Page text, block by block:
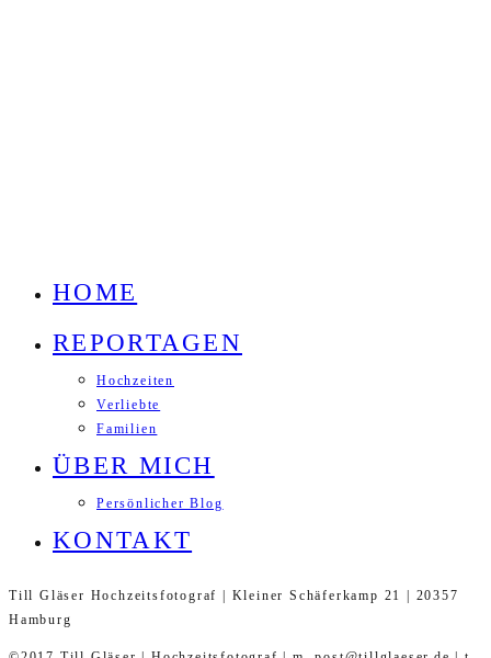
HOME
REPORTAGEN
Hochzeiten
Verliebte
Familien
ÜBER MICH
Persönlicher Blog
KONTAKT
Till Gläser Hochzeitsfotograf | Kleiner Schäferkamp 21 | 20357
Hamburg